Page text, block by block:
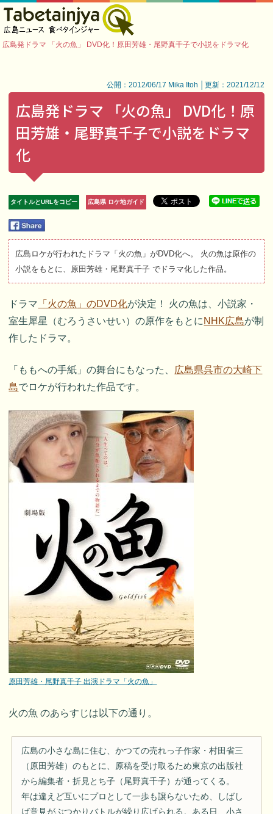
広島発ドラマ 「火の魚」 DVD化！原田芳雄・尾野真千子で小説をドラマ化
公開：2012/06/17 Mika Itoh │更新：2021/12/12
広島発ドラマ 「火の魚」 DVD化！原
田芳雄・尾野真千子で小説をドラマ
化
タイトルとURLをコピー 広島県 ロケ地ガイド
広島ロケが行われたドラマ「火の魚」がDVD化へ。 火の魚は原作の
小説をもとに、原田芳雄・尾野真千子 でドラマ化した作品。
ドラマ 「火の魚」のDVD化が決定！ 火の魚は、小説家・
室生犀星（むろうさいせい）の原作をもとに NHK広島が制
作したドラマ。
「ももへの手紙」の舞台にもなった、 広島県呉市の大崎下
島でロケが行われた作品です。
原田芳雄・尾野真千子 出演ドラマ「火の魚」
火の魚 のあらすじは以下の通り。
広島の小さな島に住む、かつての売れっ子作家・村田省三
（原田芳雄）のもとに、原稿を受け取るため東京の出版社
から編集者・折見とち子（尾野真千子）が通ってくる。
年は違えど互いにプロとして一歩も譲らないため、しばし
ば意見がぶつかりバトルが繰り広げられる。ある日、小さ